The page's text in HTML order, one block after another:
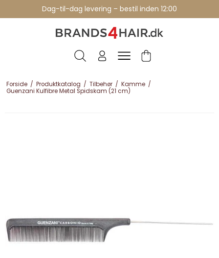
Dag-til-dag levering – bestil inden 12:00
Professionelle brands - over 15 års erfaring
Forside / Produktkatalog / Tilbehør / Kamme /
Guenzani Kulfibre Metal Spidskam (21 cm)